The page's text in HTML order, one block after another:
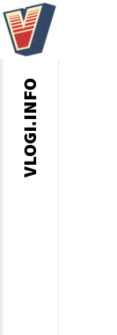
VLOGI.INFO